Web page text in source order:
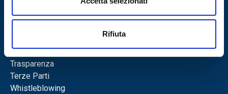
Rifiuta
Privacy
Trasparenza
Terze Parti
Whistleblowing